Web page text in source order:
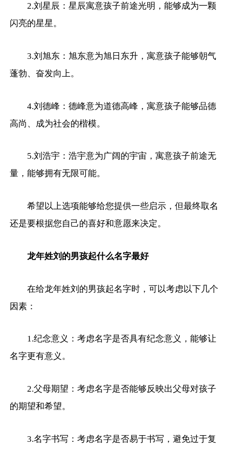
2.刘星辰：星辰寓意孩子前途光明，能够成为一颗
闪亮的星星。
3.刘旭东：旭东意为旭日东升，寓意孩子能够朝气
蓬勃、奋发向上。
4.刘德峰：德峰意为道德高峰，寓意孩子能够品德
高尚、成为社会的楷模。
5.刘浩宇：浩宇意为广阔的宇宙，寓意孩子前途无
量，能够拥有无限可能。
希望以上选项能够给您提供一些启示，但最终取名
还是要根据您自己的喜好和意愿来决定。
龙年姓刘的男孩起什么名字最好
在给龙年姓刘的男孩起名字时，可以考虑以下几个
因素：
1.纪念意义：考虑名字是否具有纪念意义，能够让
名字更有意义。
2.父母期望：考虑名字是否能够反映出父母对孩子
的期望和希望。
3.名字书写：考虑名字是否易于书写，避免过于复